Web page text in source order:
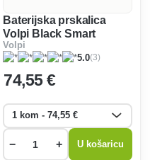
Baterijska prskalica
Volpi Black Smart
Volpi
5.0(3)
74,55 €
− + U košaricu